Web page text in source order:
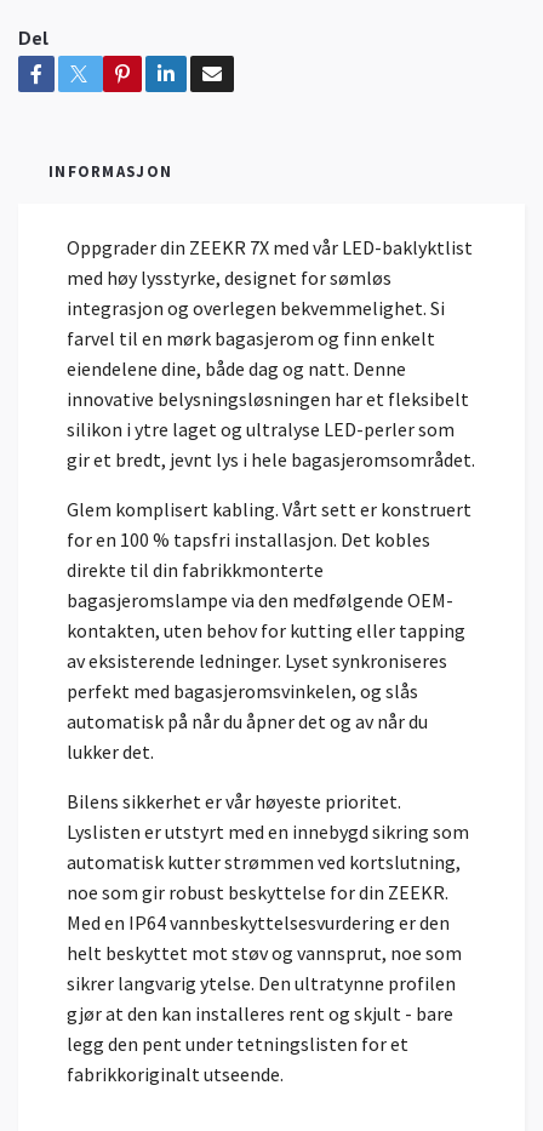
Del
INFORMASJON
Oppgrader din ZEEKR 7X med vår LED-baklyktlist
med høy lysstyrke, designet for sømløs
integrasjon og overlegen bekvemmelighet. Si
farvel til en mørk bagasjerom og finn enkelt
eiendelene dine, både dag og natt. Denne
innovative belysningsløsningen har et fleksibelt
silikon i ytre laget og ultralyse LED-perler som
gir et bredt, jevnt lys i hele bagasjeromsområdet.
Glem komplisert kabling. Vårt sett er konstruert
for en 100 % tapsfri installasjon. Det kobles
direkte til din fabrikkmonterte
bagasjeromslampe via den medfølgende OEM-
kontakten, uten behov for kutting eller tapping
av eksisterende ledninger. Lyset synkroniseres
perfekt med bagasjeromsvinkelen, og slås
automatisk på når du åpner det og av når du
lukker det.
Bilens sikkerhet er vår høyeste prioritet.
Lyslisten er utstyrt med en innebygd sikring som
automatisk kutter strømmen ved kortslutning,
noe som gir robust beskyttelse for din ZEEKR.
Med en IP64 vannbeskyttelsesvurdering er den
helt beskyttet mot støv og vannsprut, noe som
sikrer langvarig ytelse. Den ultratynne profilen
gjør at den kan installeres rent og skjult - bare
legg den pent under tetningslisten for et
fabrikkoriginalt utseende.